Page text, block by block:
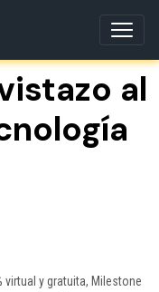
al
virtual y gratuita, Milestone